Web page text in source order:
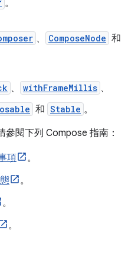
。
、 ComposeNode 和
、 withFrameMillis 、
和 Stable 。
閱下列 Compose 指南：
項
。
。
。
。